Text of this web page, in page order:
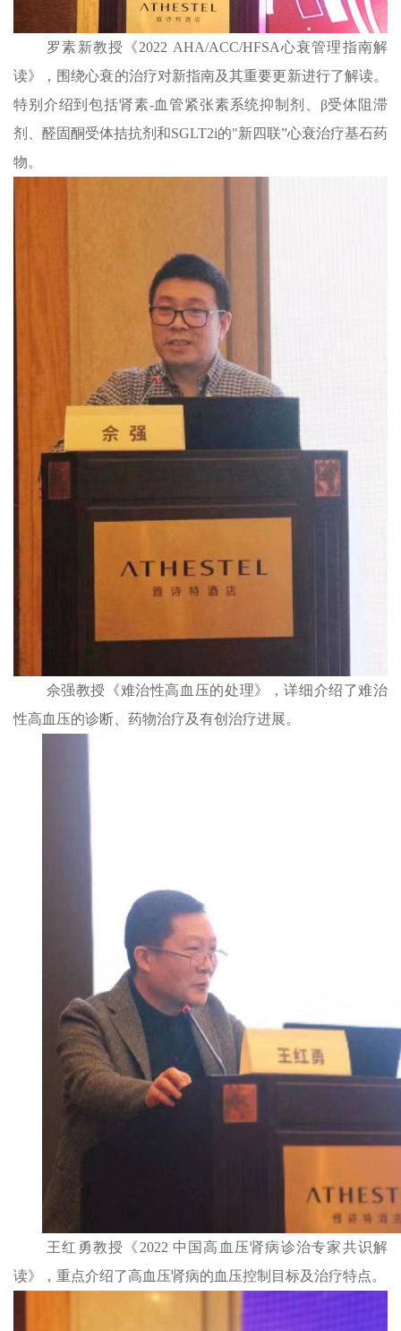
罗素新教授《2022 AHA/ACC/HFSA心衰管理指南解
读》，围绕心衰的治疗对新指南及其重要更新进行了解读。
特别介绍到包括肾素-血管紧张素系统抑制剂、β受体阻滞
剂、醛固酮受体拮抗剂和SGLT2i的"新四联”心衰治疗基石药
物。
佘强教授《难治性高血压的处理》，详细介绍了难治
性高血压的诊断、药物治疗及有创治疗进展。
王红勇教授《2022 中国高血压肾病诊治专家共识解
读》，重点介绍了高血压肾病的血压控制目标及治疗特点。